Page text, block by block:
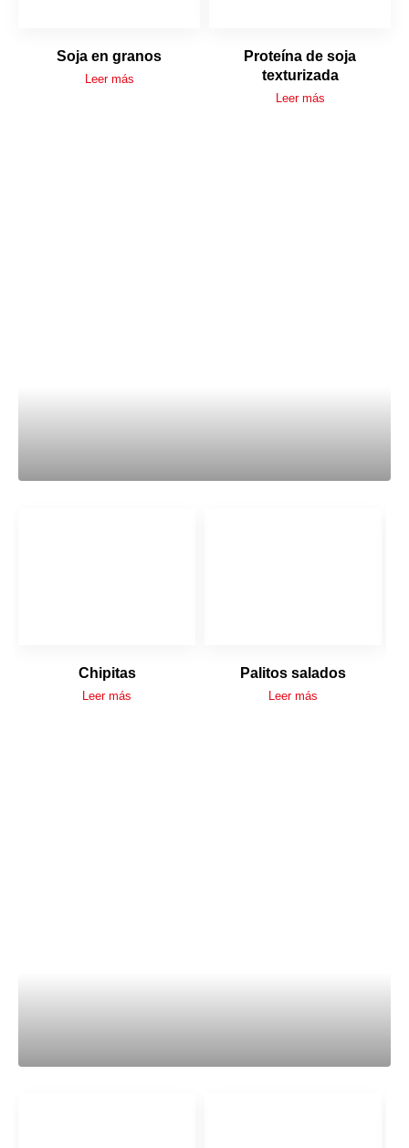
Soja en granos
Leer más
Proteína de soja
texturizada
Leer más
Chipitas
Leer más
Palitos salados
Leer más